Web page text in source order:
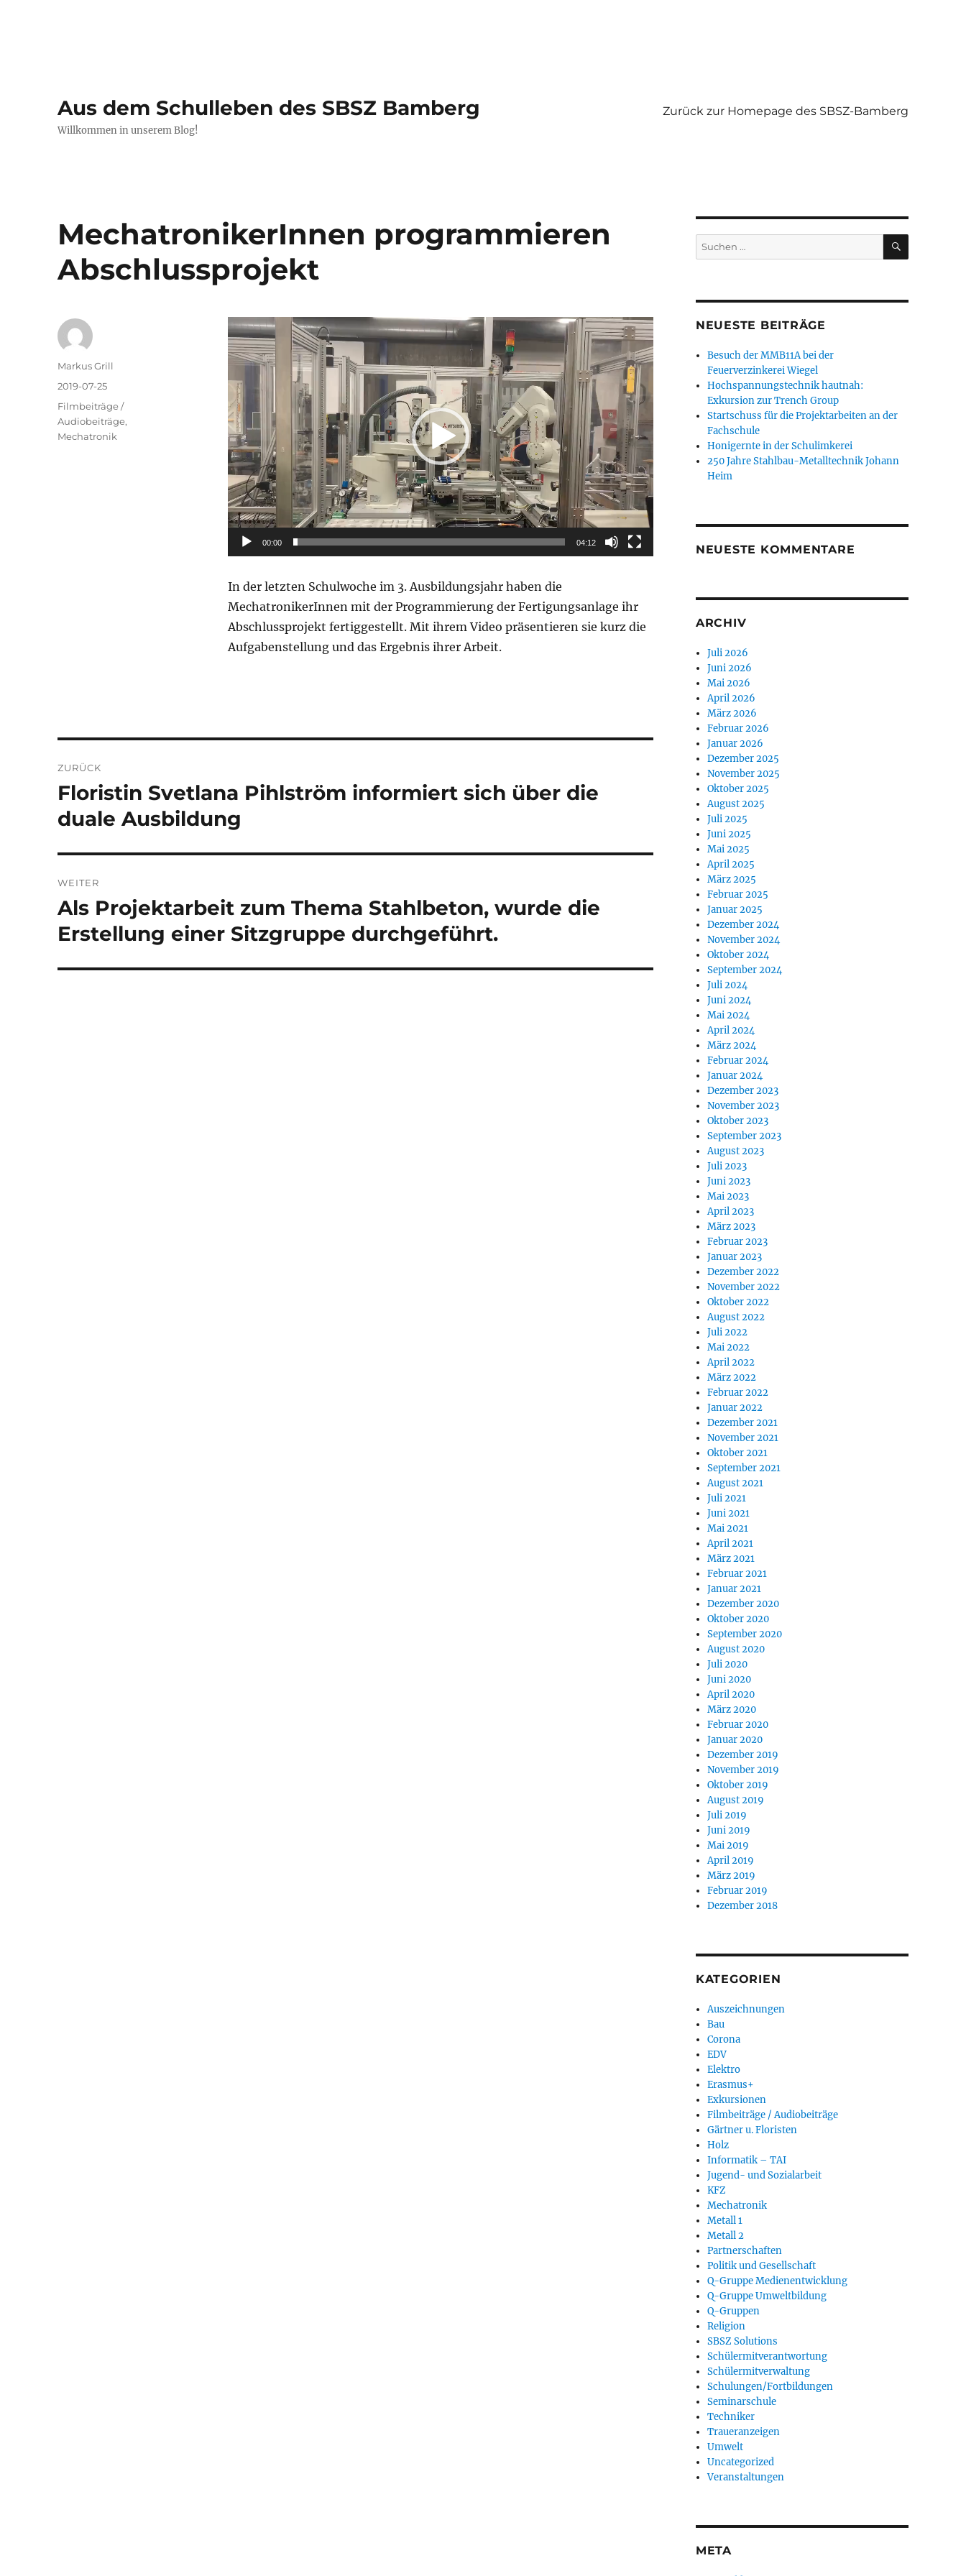
Aus dem Schulleben des SBSZ Bamberg
Willkommen in unserem Blog!
Zurück zur Homepage des SBSZ-Bamberg
MechatronikerInnen programmieren
Abschlussprojekt
Video-
Player
00:00 04:12
In der letzten Schulwoche im 3. Ausbildungsjahr haben die
MechatronikerInnen mit der Programmierung der Fertigungsanlage ihr
Abschlussprojekt fertiggestellt. Mit ihrem Video präsentieren sie kurz die
Aufgabenstellung und das Ergebnis ihrer Arbeit.
Autor
Markus Grill
Veröffentlicht
am
2019-07-25
Kategorien
Filmbeiträge /
Audiobeiträge,
Mechatronik
ZURÜCK
Vorheriger
Beitrag:
Floristin Svetlana Pihlström informiert sich über die
duale Ausbildung
WEITER
Nächster
Beitrag:
Als Projektarbeit zum Thema Stahlbeton, wurde die
Erstellung einer Sitzgruppe durchgeführt.
Suchen
nach:
SUCHEN
NEUESTE BEITRÄGE
Besuch der MMB11A bei der
Feuerverzinkerei Wiegel
Hochspannungstechnik hautnah:
Exkursion zur Trench Group
Startschuss für die Projektarbeiten an der
Fachschule
Honigernte in der Schulimkerei
250 Jahre Stahlbau-Metalltechnik Johann
Heim
NEUESTE KOMMENTARE
ARCHIV
Juli 2026
Juni 2026
Mai 2026
April 2026
März 2026
Februar 2026
Januar 2026
Dezember 2025
November 2025
Oktober 2025
August 2025
Juli 2025
Juni 2025
Mai 2025
April 2025
März 2025
Februar 2025
Januar 2025
Dezember 2024
November 2024
Oktober 2024
September 2024
Juli 2024
Juni 2024
Mai 2024
April 2024
März 2024
Februar 2024
Januar 2024
Dezember 2023
November 2023
Oktober 2023
September 2023
August 2023
Juli 2023
Juni 2023
Mai 2023
April 2023
März 2023
Februar 2023
Januar 2023
Dezember 2022
November 2022
Oktober 2022
August 2022
Juli 2022
Mai 2022
April 2022
März 2022
Februar 2022
Januar 2022
Dezember 2021
November 2021
Oktober 2021
September 2021
August 2021
Juli 2021
Juni 2021
Mai 2021
April 2021
März 2021
Februar 2021
Januar 2021
Dezember 2020
Oktober 2020
September 2020
August 2020
Juli 2020
Juni 2020
April 2020
März 2020
Februar 2020
Januar 2020
Dezember 2019
November 2019
Oktober 2019
August 2019
Juli 2019
Juni 2019
Mai 2019
April 2019
März 2019
Februar 2019
Dezember 2018
KATEGORIEN
Auszeichnungen
Bau
Corona
EDV
Elektro
Erasmus+
Exkursionen
Filmbeiträge / Audiobeiträge
Gärtner u. Floristen
Holz
Informatik – TAI
Jugend- und Sozialarbeit
KFZ
Mechatronik
Metall 1
Metall 2
Partnerschaften
Politik und Gesellschaft
Q-Gruppe Medienentwicklung
Q-Gruppe Umweltbildung
Q-Gruppen
Religion
SBSZ Solutions
Schülermitverantwortung
Schülermitverwaltung
Schulungen/Fortbildungen
Seminarschule
Techniker
Traueranzeigen
Umwelt
Uncategorized
Veranstaltungen
META